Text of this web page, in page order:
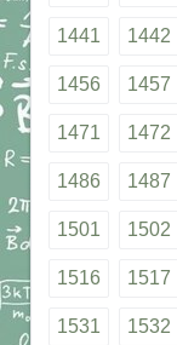
1441 1442
1456 1457
1471 1472
1486 1487
1501 1502
1516 1517
1531 1532